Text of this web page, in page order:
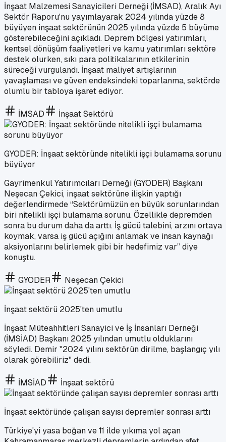
İnşaat Malzemesi Sanayicileri Derneği (İMSAD), Aralık Ayı
Sektör Raporu'nu yayımlayarak 2024 yılında yüzde 8
büyüyen inşaat sektörünün 2025 yılında yüzde 5 büyüme
gösterebileceğini açıkladı. Deprem bölgesi yatırımları,
kentsel dönüşüm faaliyetleri ve kamu yatırımları sektöre
destek olurken, sıkı para politikalarının etkilerinin
süreceği vurgulandı. İnşaat maliyet artışlarının
yavaşlaması ve güven endeksindeki toparlanma, sektörde
olumlu bir tabloya işaret ediyor.
İMSAD İnşaat Sektörü
GYODER: İnşaat sektöründe nitelikli işçi bulamama sorunu
büyüyor
Gayrimenkul Yatırımcıları Derneği (GYODER) Başkanı
Neşecan Çekici, inşaat sektörüne ilişkin yaptığı
değerlendirmede “Sektörümüzün en büyük sorunlarından
biri nitelikli işçi bulamama sorunu. Özellikle depremden
sonra bu durum daha da arttı. İş gücü talebini, arzını ortaya
koymak, varsa iş gücü açığını anlamak ve insan kaynağı
aksiyonlarını belirlemek gibi bir hedefimiz var” diye
konuştu.
GYODER Neşecan Çekici
İnşaat sektörü 2025'ten umutlu
İnşaat Müteahhitleri Sanayici ve İş İnsanları Derneği
(İMSİAD) Başkanı 2025 yılından umutlu olduklarını
söyledi. Demir "2024 yılını sektörün dirilme, başlangıç yılı
olarak görebiliriz" dedi.
İMSİAD İnşaat sektörü
İnşaat sektöründe çalışan sayısı depremler sonrası arttı
Türkiye'yi yasa boğan ve 11 ilde yıkıma yol açan